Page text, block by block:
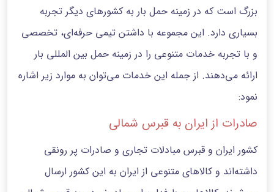
بزرگ است که در زمینه حمل بار به کشورهای دیگر تجربه
بسیاری دارد. این مجموعه با داشتن تیمی حرفه‌ای، تخصصی
و با تجربه خدمات متنوعی را در زمینه حمل بین المللی بار
ارائه می‌دهند. از جمله این خدمات می‌توان به موارد زیر اشاره
نمود:
صادرات از ایران به قبرس شمالی
کشور ایران و قبرس مبادلات تجاری و صادرات پر رونقی
داشته‌اند و کالاهای متنوعی از ایران به این کشور ارسال